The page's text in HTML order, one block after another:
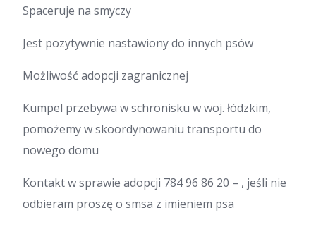
Spaceruje na smyczy
Jest pozytywnie nastawiony do innych psów
Możliwość adopcji zagranicznej
Kumpel przebywa w schronisku w woj. łódzkim,
pomożemy w skoordynowaniu transportu do
nowego domu
Kontakt w sprawie adopcji 784 96 86 20 – , jeśli nie
odbieram proszę o smsa z imieniem psa